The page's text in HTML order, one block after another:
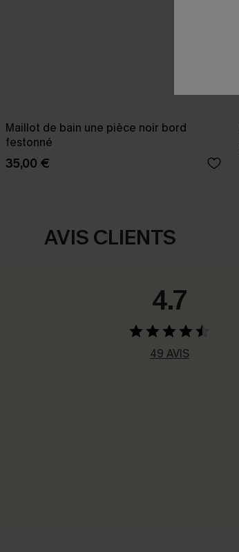
Maillot de bain une pièce noir bord
festonné
35,00 €
AVIS CLIENTS
4.7
49 AVIS